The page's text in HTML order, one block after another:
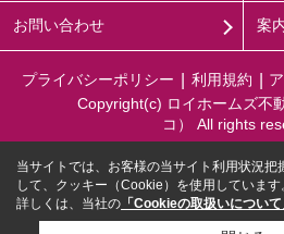
お問い合わせ 案
プライバシーポリシー 利用規約
Copyright(c) ロイホームズ不
コ） All rights
当サイトでは、お客様の当サイト利用状況把
して、クッキー（Cookie）を使用しています
詳しくは、当社の 「Cookieの取扱いについて